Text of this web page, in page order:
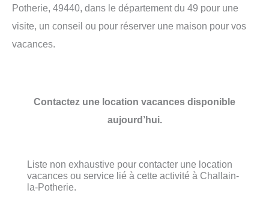
Potherie, 49440, dans le département du 49 pour une
visite, un conseil ou pour réserver une maison pour vos
vacances.
Contactez une location vacances disponible
aujourd’hui.
Liste non exhaustive pour contacter une location
vacances ou service lié à cette activité à Challain-
la-Potherie.